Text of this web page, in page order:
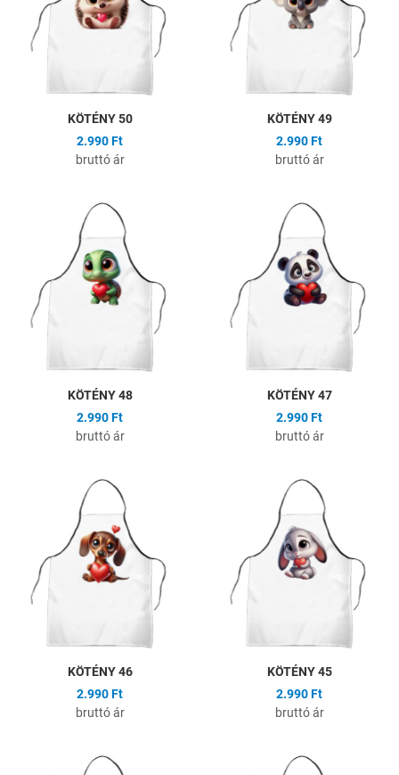
Gyors nézet
KÖTÉNY 50
2.990 Ft
bruttó ár
KÖTÉNY 49
2.990 Ft
bruttó ár
Hozzáadás a kívánságlistához
Összehasonlítás
Gyors nézet
KÖTÉNY 48
2.990 Ft
bruttó ár
KÖTÉNY 47
2.990 Ft
bruttó ár
Hozzáadás a kívánságlistához
Összehasonlítás
Gyors nézet
KÖTÉNY 46
2.990 Ft
bruttó ár
KÖTÉNY 45
2.990 Ft
bruttó ár
Hozzáadás a kívánságlistához